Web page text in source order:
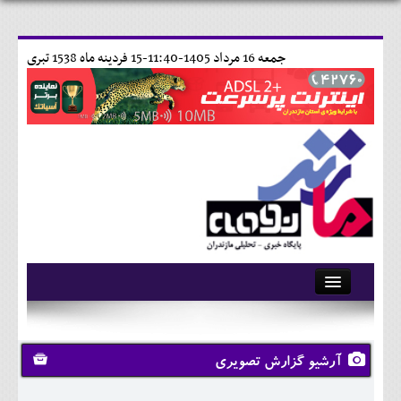
15 فردينه ماه 1538 تبری جمعه 16 مرداد 1405-11:40-
آرشیو
تماس با ما
وبلاگ
آرشیو گزارش تصویری